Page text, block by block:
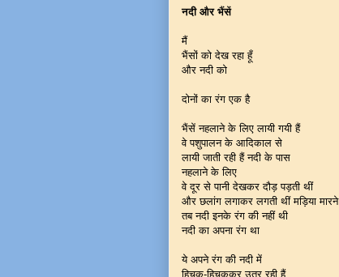
नदी और भैंसें
मैं
भैंसों को देख रहा हूँ
और नदी को
दोनों का रंग एक है
भैंसें नहलाने के लिए लायी गयी हैं
वे पशुपालन के आदिकाल से
लायी जाती रही हैं नदी के पास
नहलाने के लिए
वे दूर से पानी देखकर दौड़ पड़ती थीं
और छलांग लगाकर लगती थीं मड़िया मारने
तब नदी इनके रंग की नहीं थी
नदी का अपना रंग था
ये अपने रंग की नदी में
हिचक-हिचककर उतर रही हैं